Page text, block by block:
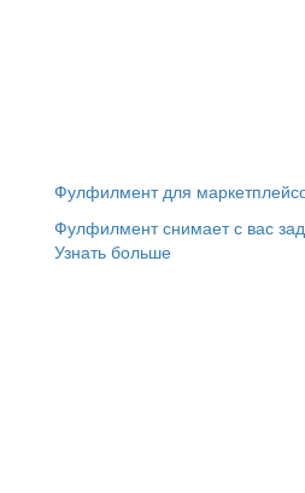
Фулфилмент для
Фулфилмент снимает с вас
Узнать больше